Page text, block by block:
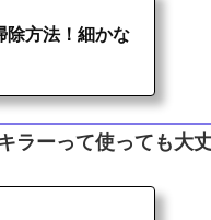
除方法！細かな
ラーって使っても大